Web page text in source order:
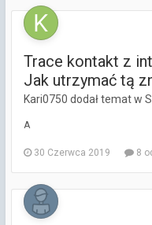
Trace kontakt z
Jak utrzymać tą
Kari0750 dodał temat w
A
30 Czerwca 2019 8